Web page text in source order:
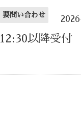
要問い合わせ
12:30以降受付